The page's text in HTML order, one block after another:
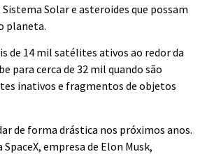
Solar e asteroides que possam
planeta.
de 14 mil satélites ativos ao redor da
para cerca de 32 mil quando são
inativos e fragmentos de objetos
de forma drástica nos próximos anos.
empresa de Elon Musk,